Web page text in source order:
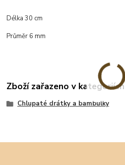
Délka 30 cm
Průměr 6 mm
Zboží zařazeno v kategoriích
Chlupaté drátky a bambulky